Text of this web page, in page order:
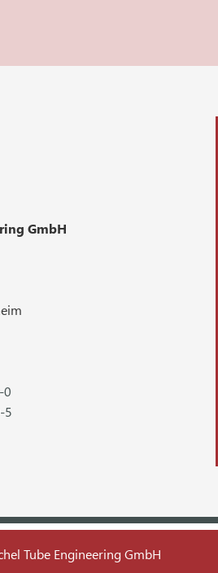
GmbH
0
5
Tube Engineering GmbH